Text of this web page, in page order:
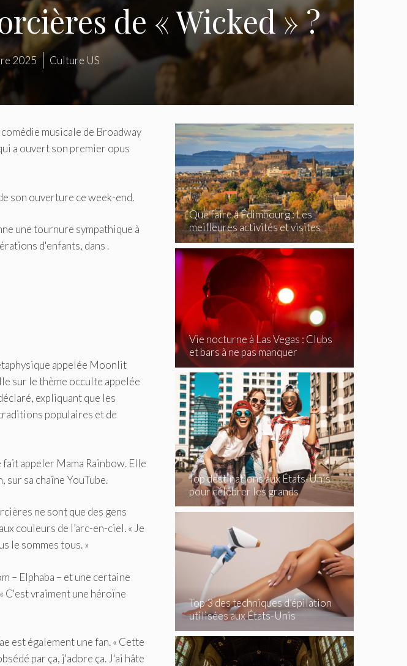
de « Wicked » ?
2025 Culture US
musicale de Broadway
a ouvert son premier opus
son ouverture ce week-end.
une tournure sympathique à
d'enfants, dans .
appelée Moonlit
sur le thème occulte appelée
expliquant que les
populaires et de
appeler Mama Rainbow. Elle
sa chaîne YouTube.
ne sont que des gens
couleurs de l’arc-en-ciel. « Je
le sommes tous. »
– Elphaba – et une certaine
C'est vraiment une héroïne
est également une fan. « Cette
par ça, j'adore ça. J'ai hâte
Que faire à Édimbourg : Les
meilleures activités et visites
incontournables
Vie nocturne à Las Vegas : Clubs
et bars à ne pas manquer
Top destinations aux États-Unis
pour célébrer les grands
événements
Top 3 des techniques d’épilation
utilisées aux États-Unis